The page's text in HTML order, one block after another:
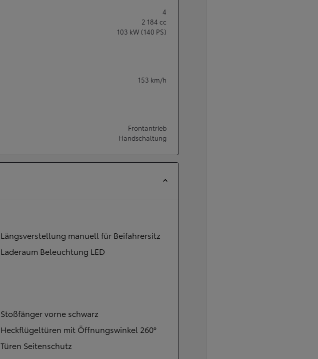
4
2 184 cc
103 kW (140 PS)
153 km/h
Frontantrieb
Handschaltung
Längsverstellung manuell für Beifahrersitz
Laderaum Beleuchtung LED
Stoßfänger vorne schwarz
Heckflügeltüren mit Öffnungswinkel 260°
Türen Seitenschutz